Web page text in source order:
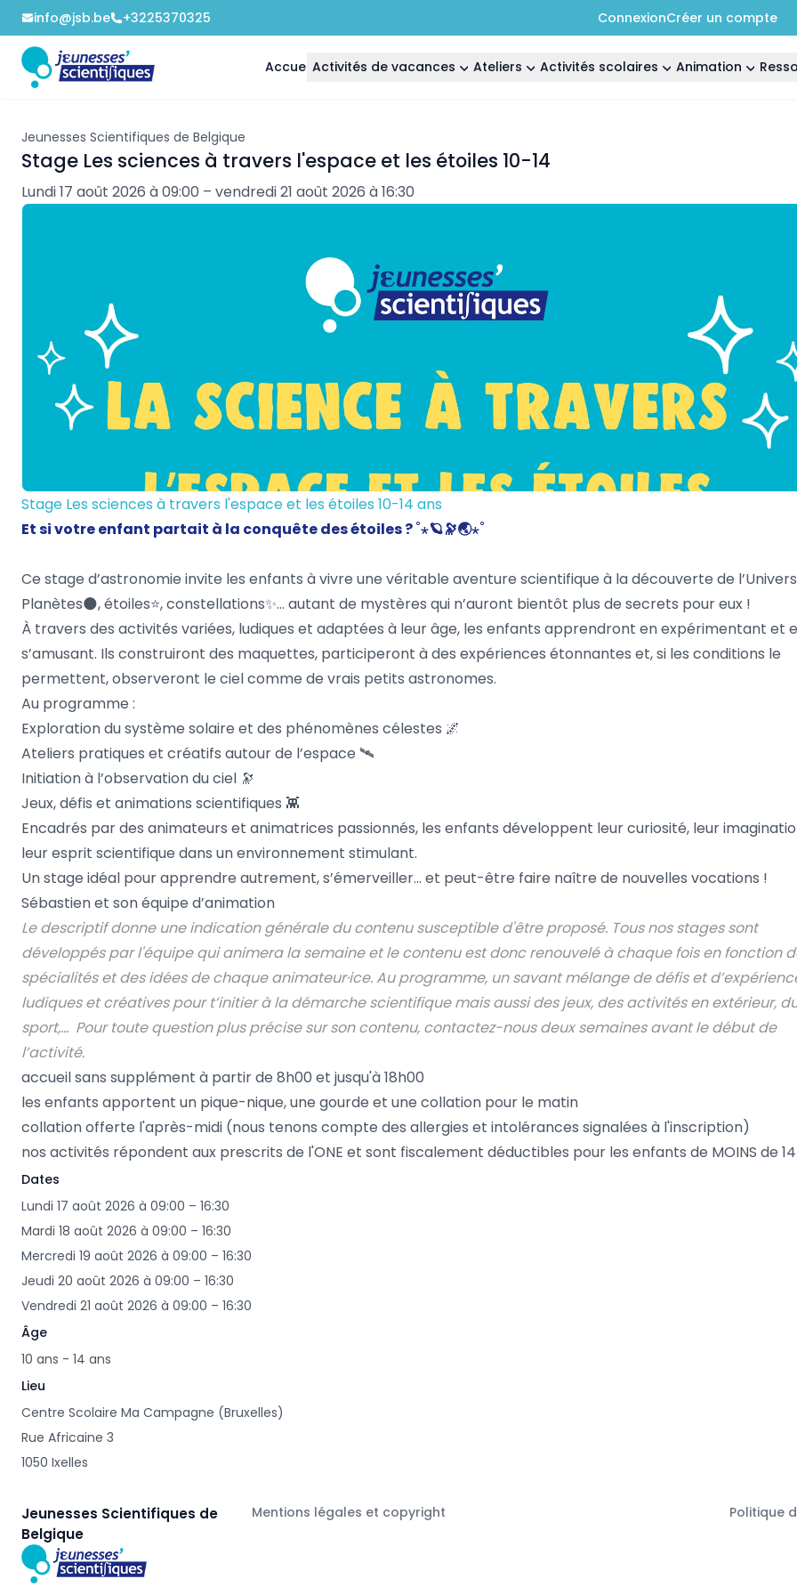
info@jsb.be +3225370325 ConnexionCréer un compte
Accueil Activités de vacances Ateliers Activités scolaires Animation
Jeunesses Scientifiques de Belgique
Stage Les sciences à travers l'espace et les étoiles 10-14
Lundi 17 août 2026 à 09:00 – vendredi 21 août 2026 à 16:30
Stage Les sciences à travers l'espace et les étoiles 10-14 ans
Et si votre enfant partait à la conquête des étoiles ? ˚⋆🪐🔭🌏⋆˚
Ce stage d’astronomie invite les enfants à vivre une véritable aventure scientifique à la découverte de
Planètes🌑, étoiles⭐, constellations✨… autant de mystères qui n’auront bientôt plus de secrets pour eux !
À travers des activités variées, ludiques et adaptées à leur âge, les enfants apprendront en expérimentant et
s’amusant. Ils construiront des maquettes, participeront à des expériences étonnantes et, si les conditions le
permettent, observeront le ciel comme de vrais petits astronomes.
Au programme :
Exploration du système solaire et des phénomènes célestes 🌌
Ateliers pratiques et créatifs autour de l’espace 🛰
Initiation à l’observation du ciel 🔭
Jeux, défis et animations scientifiques 👾
Encadrés par des animateurs et animatrices passionnés, les enfants développent leur curiosité, leur
leur esprit scientifique dans un environnement stimulant.
Un stage idéal pour apprendre autrement, s’émerveiller… et peut-être faire naître de nouvelles vocations !
Sébastien et son équipe d’animation
Le descriptif donne une indication générale du contenu susceptible d'être proposé. Tous nos stages sont
développés par l'équipe qui animera la semaine et le contenu est donc renouvelé à chaque fois en fonction
spécialités et des idées de chaque animateur·ice. Au programme, un savant mélange de défis et
ludiques et créatives pour t’initier à la démarche scientifique mais aussi des jeux, des activités en extérieur,
sport,… Pour toute question plus précise sur son contenu, contactez-nous deux semaines avant le début de
l’activité.
accueil sans supplément à partir de 8h00 et jusqu'à 18h00
les enfants apportent un pique-nique, une gourde et une collation pour le matin
collation offerte l'après-midi (nous tenons compte des allergies et intolérances signalées à l'inscription)
nos activités répondent aux prescrits de l'ONE et sont fiscalement déductibles pour les enfants de MOINS de
Dates
Lundi 17 août 2026 à 09:00 – 16:30
Mardi 18 août 2026 à 09:00 – 16:30
Mercredi 19 août 2026 à 09:00 – 16:30
Jeudi 20 août 2026 à 09:00 – 16:30
Vendredi 21 août 2026 à 09:00 – 16:30
Âge
10 ans - 14 ans
Lieu
Centre Scolaire Ma Campagne (Bruxelles)
Rue Africaine 3
1050 Ixelles
Jeunesses Scientifiques de
Belgique
Mentions légales et copyright Politique